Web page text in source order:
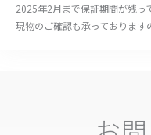
2025年2月まで保証期間が残っ
現物のご確認も承っております